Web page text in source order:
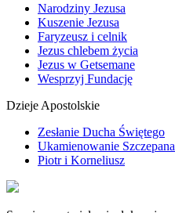
Narodziny Jezusa
Kuszenie Jezusa
Faryzeusz i celnik
Jezus chlebem życia
Jezus w Getsemane
Wesprzyj Fundację
Dzieje Apostolskie
Zesłanie Ducha Świętego
Ukamienowanie Szczepana
Piotr i Korneliusz